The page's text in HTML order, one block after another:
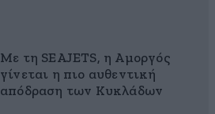
Με τη SEAJETS, η Αμοργός
γίνεται η πιο αυθεντική
απόδραση των Κυκλάδων